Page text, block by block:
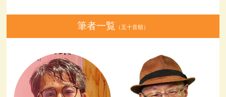
筆者一覧 （五十音順）